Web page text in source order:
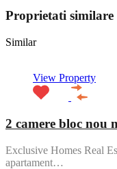
Proprietati similare
Similar
View Property
2 camere bloc nou
Exclusive Homes Real
apartament…